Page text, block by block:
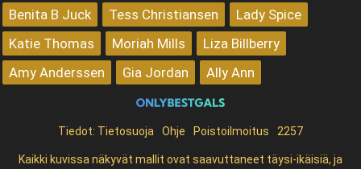
Benita B Juck
Tess Christiansen
Lady Spice
Katie Thomas
Moriah Mills
Liza Billberry
Amy Anderssen
Gia Jordan Ally Ann
Tiedot: Tietosuoja Ohje Poistoilmoitus 2257
Kaikki kuvissa näkyvät mallit ovat saavuttaneet täysi-ikäisiä, ja